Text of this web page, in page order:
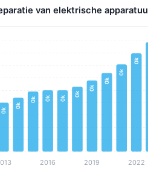
van elektrische